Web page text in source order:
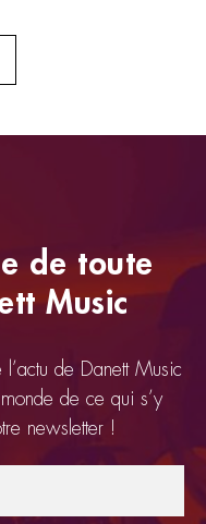
de toute
Music
l’actu de Danett Music
de ce qui s’y
newsletter !